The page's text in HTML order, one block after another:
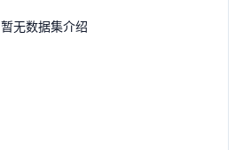
暂无数据集介绍